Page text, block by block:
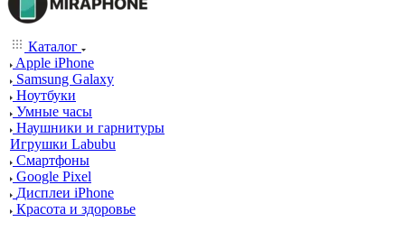
Каталог
Apple iPhone
Samsung Galaxy
Ноутбуки
Умные часы
Наушники и гарнитуры
Игрушки Labubu
Смартфоны
Google Pixel
Дисплеи iPhone
Красота и здоровье